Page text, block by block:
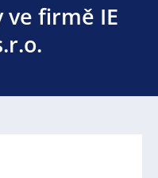
ve firmě IE